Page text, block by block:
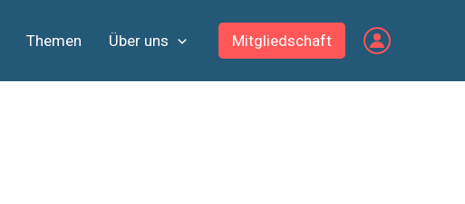
Themen Über uns Mitgliedschaft